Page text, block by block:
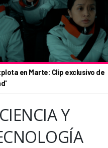
en Marte: Clip exclusivo de
CIENCIA Y